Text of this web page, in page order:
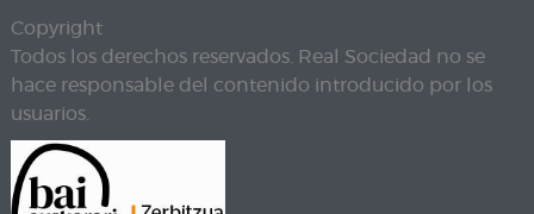
Copyright
Todos los derechos reservados. Real Sociedad no se
hace responsable del contenido introducido por los
usuarios.